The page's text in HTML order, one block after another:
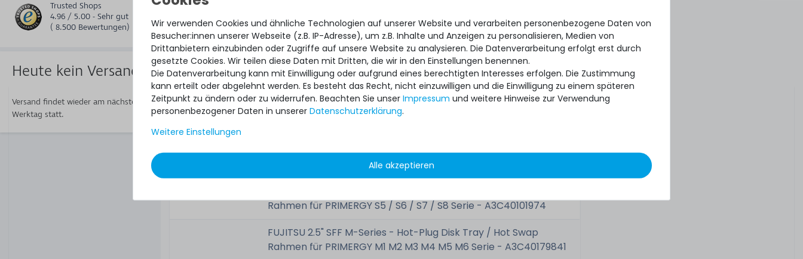
Trusted Shops
4.96 / 5.00 - Sehr gut
( 8.500 Bewertungen)
Heute kein Versand
Versand findet wieder am nächsten
Werktag statt.
Lenovo 2.5" SFF Gen4 Carrier - Hot-Plug Disk Tray / Hot Swap
Rahmen für ThinkSystem SR / ST V1 V2 V3 - SM17A06246
Lenovo 2.5" SFF NVMe Carrier - Hot-Plug Disk Tray / Hot Swap
Rahmen für ThinkAgile CP Series - SM17A36921
Lenovo 2.5" SFF - Hot-Plug Disk Tray / Hot Swap Rahmen für
FUJITSU 2.5" SFF S-Series - Hot-Plug Disk Tray / Hot Swap
Rahmen für PRIMERGY S5 / S6 / S7 / S8 Serie - A3C40135103
Rahmen für PRIMERGY S5 / S6 / S7 / S8 Serie - A3C40101974
FUJITSU 2.5" SFF M-Series - Hot-Plug Disk Tray / Hot Swap
Rahmen für PRIMERGY M1 M2 M3 M4 M5 M6 Serie - A3C40179841
Wir verwenden Cookies und ähnliche Technologien auf unserer Website und verarbeiten personenbezogene Daten von
Besucher:innen unserer Webseite (z.B. IP-Adresse), um z.B. Inhalte und Anzeigen zu personalisieren, Medien von
Drittanbietern einzubinden oder Zugriffe auf unsere Website zu analysieren. Die Datenverarbeitung erfolgt erst durch
gesetzte Cookies. Wir teilen diese Daten mit Dritten, die wir in den Einstellungen benennen.
Die Datenverarbeitung kann mit Einwilligung oder aufgrund eines berechtigten Interesses erfolgen. Die Zustimmung
kann erteilt oder abgelehnt werden. Es besteht das Recht, nicht einzuwilligen und die Einwilligung zu einem späteren
Zeitpunkt zu ändern oder zu widerrufen. Beachten Sie unser Impressum und weitere Hinweise zur Verwendung
personenbezogener Daten in unserer Daten­schutz­erklärung.
Weitere Einstellungen
Alle akzeptieren